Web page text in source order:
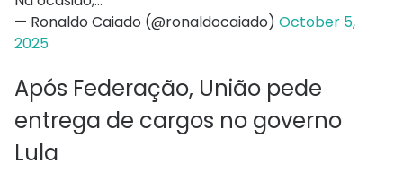
— Ronaldo Caiado (@ronaldocaiado) October 5,
2025
Após Federação, União pede
entrega de cargos no governo
Lula